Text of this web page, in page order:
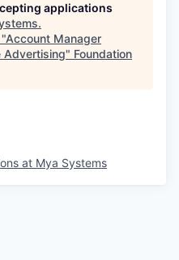
applications
.
Account Manager
Advertising" Foundation
at Mya Systems